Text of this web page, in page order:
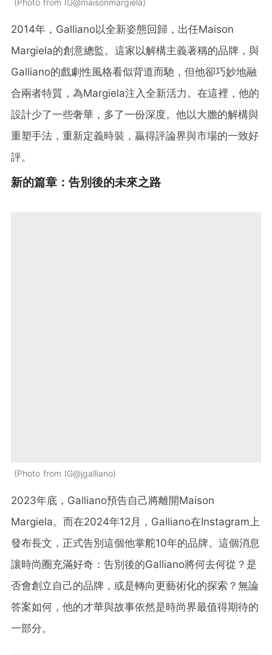
Photo from IG@maisonmargiela
2014年，Galliano以全新姿態回歸，出任Maison
Margiela的創意總監。這家以解構主義著稱的品牌，與
Galliano的戲劇性風格看似背道而馳，但他卻巧妙地融
合兩者特質，為Margiela注入全新活力。在這裡，他的
設計少了一些奢華，多了一份深度。他以大膽的解構與
重塑手法，重新定義時裝，贏得評論界與市場的一致好
評。
新的篇章：告別後的未來之路
Photo from IG@jgalliano
2023年底，Galliano預告自己將離開Maison
Margiela。而在2024年12月，Galliano在Instagram上
發布長文，正式告別這個他掌舵10年的品牌。這個消息
讓時尚圈充滿好奇：告別後的Galliano將何去何從？是
否會創立自己的品牌，或是轉向更藝術化的探索？無論
答案如何，他的才華與故事依然是時尚界最值得期待的
一部分。